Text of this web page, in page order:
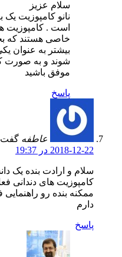
سلام عزیز
نانو کامپوزیت
است . کامپوزیت
خاصی هستند که
بیشتر به عنوان
شوند و به صورت
موفق باشید
پاسخ
عاطفه
2018-12-22 در 19:37
سلام و ارادت بنده یک
کامپوزیت های دندانی
ممکنه بنده رو راهنمایی
دارم
پاسخ